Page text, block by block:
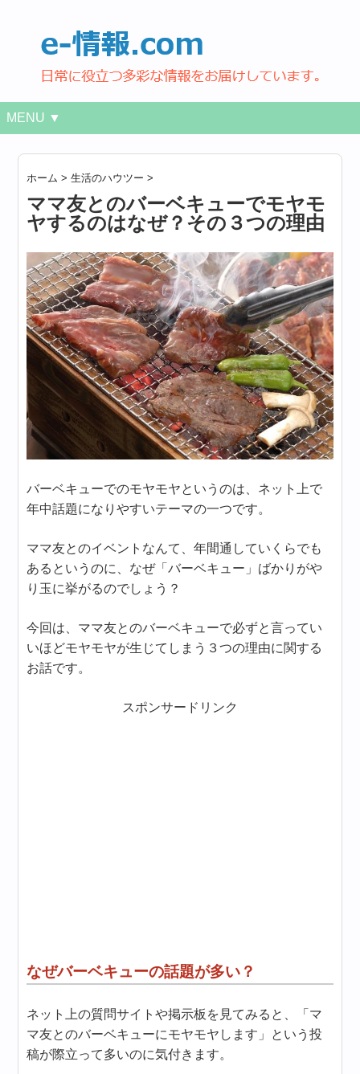
MENU ▼
ホーム >生活のハウツー >
ママ友とのバーベキューでモヤモ
ヤするのはなぜ？その３つの理由
バーベキューでのモヤモヤというのは、ネット上で
年中話題になりやすいテーマの一つです。
ママ友とのイベントなんて、年間通していくらでも
あるというのに、なぜ「バーベキュー」ばかりがや
り玉に挙がるのでしょう？
今回は、ママ友とのバーベキューで必ずと言ってい
いほどモヤモヤが生じてしまう３つの理由に関する
お話です。
スポンサードリンク
なぜバーベキューの話題が多い？
ネット上の質問サイトや掲示板を見てみると、「マ
マ友とのバーベキューにモヤモヤします」という投
稿が際立って多いのに気付きます。